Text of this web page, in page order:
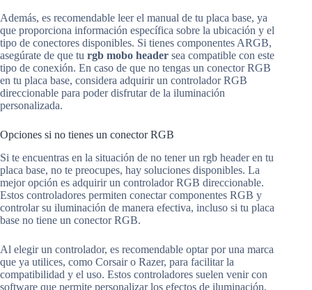
Además, es recomendable leer el manual de tu placa base, ya
que proporciona información específica sobre la ubicación y el
tipo de conectores disponibles. Si tienes componentes ARGB,
asegúrate de que tu rgb mobo header sea compatible con este
tipo de conexión. En caso de que no tengas un conector RGB
en tu placa base, considera adquirir un controlador RGB
direccionable para poder disfrutar de la iluminación
personalizada.
Opciones si no tienes un conector RGB
Si te encuentras en la situación de no tener un rgb header en tu
placa base, no te preocupes, hay soluciones disponibles. La
mejor opción es adquirir un controlador RGB direccionable.
Estos controladores permiten conectar componentes RGB y
controlar su iluminación de manera efectiva, incluso si tu placa
base no tiene un conector RGB.
Al elegir un controlador, es recomendable optar por una marca
que ya utilices, como Corsair o Razer, para facilitar la
compatibilidad y el uso. Estos controladores suelen venir con
software que permite personalizar los efectos de iluminación,